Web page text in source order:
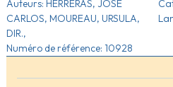
Auteurs: HERRERAS, JOSÉ
CARLOS, MOUREAU, URSULA,
DIR.,
Numéro de référence: 10928